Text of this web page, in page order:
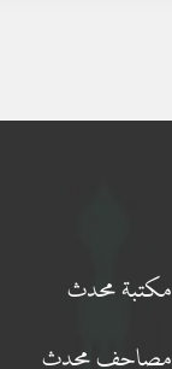
مكتبة محدث
مصاحف محدث